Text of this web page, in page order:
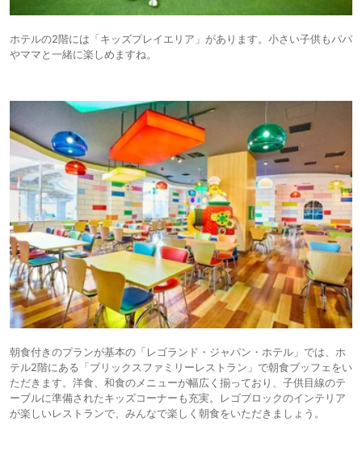
ホテルの2階には「キッズプレイエリア」があります。小さい子供もパパ
やママと一緒に楽しめますね。
朝食付きのプランが基本の「レゴランド・ジャパン・ホテル」では、ホ
テル2階にある「ブリックスファミリーレストラン」で朝食ブッフェをい
ただきます。洋食、和食のメニューが幅広く揃っており、子供目線のテ
ーブルに準備されたキッズコーナーも充実。レゴブロックのインテリア
が楽しいレストランで、みんなで楽しく朝食をいただきましょう。